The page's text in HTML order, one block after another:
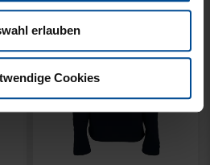
erlauben
Cookies